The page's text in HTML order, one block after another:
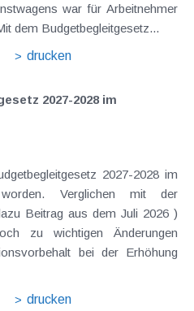
war für Arbeitnehmer
dem Budgetbegleitgesetz...
drucken
2027-2028 im
2027-2028 im
Verglichen mit der
Beitrag aus dem Juli 2026 )
zu wichtigen Änderungen
drucken